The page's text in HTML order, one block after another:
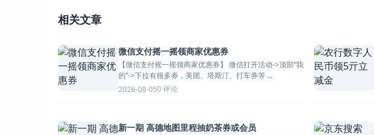
相关文章
微信支付摇一摇领商家优惠券
【微信支付摇一摇领商家优惠券】 微信打开活动->顶部“我
的”->下拉有很多券，美团、塔斯汀、打车券等 ...
2026-08-050 评论
新一期 高德地图里程抽奶茶券或会员